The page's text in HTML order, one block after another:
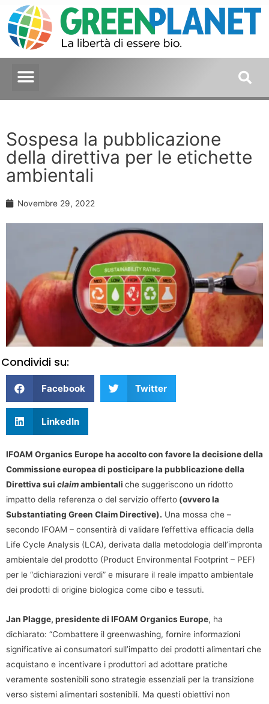
Sospesa la pubblicazione
della direttiva per le etichette
ambientali
Novembre 29, 2022
Condividi su:
Facebook Twitter
LinkedIn
IFOAM Organics Europe ha accolto con favore la decisione della
Commissione europea di posticipare la pubblicazione della
Direttiva sui claimambientali che suggeriscono un ridotto
impatto della referenza o del servizio offerto (ovvero la
Substantiating Green Claim Directive). Una mossa che –
secondo IFOAM – consentirà di validare l’effettiva efficacia della
Life Cycle Analysis (LCA), derivata dalla metodologia dell’impronta
ambientale del prodotto (Product Environmental Footprint – PEF)
per le “dichiarazioni verdi” e misurare il reale impatto ambientale
dei prodotti di origine biologica come cibo e tessuti.
Jan Plagge, presidente di IFOAM Organics Europe, ha
dichiarato: “Combattere il greenwashing, fornire informazioni
significative ai consumatori sull’impatto dei prodotti alimentari che
acquistano e incentivare i produttori ad adottare pratiche
veramente sostenibili sono strategie essenziali per la transizione
verso sistemi alimentari sostenibili. Ma questi obiettivi non